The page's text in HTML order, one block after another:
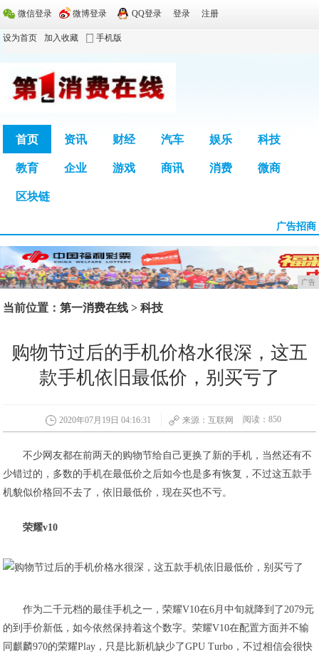
微信登录 微博登录 QQ登录 登录 注册
设为首页 加入收藏 手机版
首页 资讯 财经 汽车 娱乐 科技
教育 企业 游戏 商讯 消费 微商
区块链
广告招商
广告
当前位置：第一消费在线 >科技
购物节过后的手机价格水很深，这五
款手机依旧最低价，别买亏了
2020年07月19日 04:16:31 来源：互联网 阅读：850
不少网友都在前两天的购物节给自己更换了新的手机，当然还有不
少错过的，多数的手机在最低价之后如今也是多有恢复，不过这五款手
机貌似价格回不去了，依旧最低价，现在买也不亏。
荣耀v10
作为二千元档的最佳手机之一，荣耀V10在6月中旬就降到了2079元
的到手价新低，如今依然保持着这个数字。荣耀V10在配置方面并不输
同麒麟970的荣耀Play，只是比新机缺少了GPU Turbo，不过相信会很快